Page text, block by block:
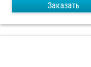
Заказать